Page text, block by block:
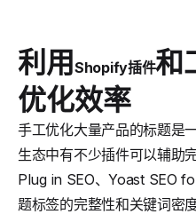
利用Shopify插件和
优化效率
手工优化大量产品的标题是
生态中有不少插件可以辅助
Plug in SEO、Yoast SEO
题标签的完整性和关键词密